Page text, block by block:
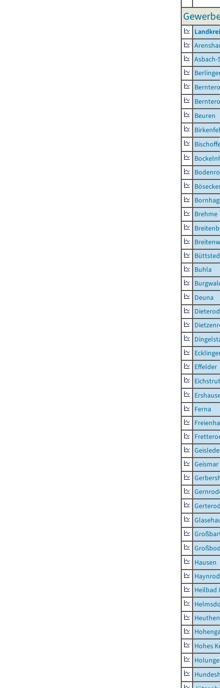
Asbach-
Beuren
Brehme
Buhla
Deuna
Effelder
Ferna
Geismar
Hausen
Heilbad
Heuthen
Hohes